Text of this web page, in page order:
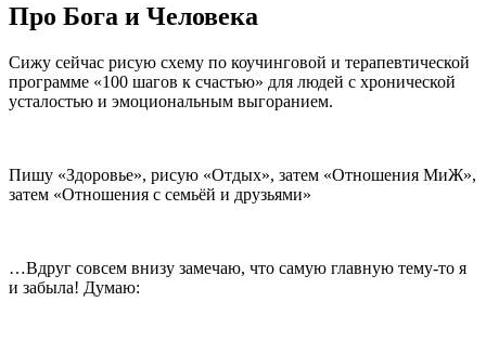
Про Бога и Человека
Сижу сейчас рисую схему по коучинговой и терапевтической
программе «100 шагов к счастью» для людей с хронической
усталостью и эмоциональным выгоранием.
Пишу «Здоровье», рисую «Отдых», затем «Отношения МиЖ»,
затем «Отношения с семьёй и друзьями»
…Вдруг совсем внизу замечаю, что самую главную тему-то я
и забыла! Думаю: